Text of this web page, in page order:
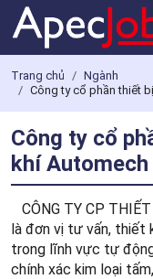
Trang chủ
Ngành
Công ty cổ phần thiết
Công ty cổ
khí Automech
CÔNG TY CP
là đơn vị tư vấn, thiết
trong lĩnh vực tự
chính xác kim loại